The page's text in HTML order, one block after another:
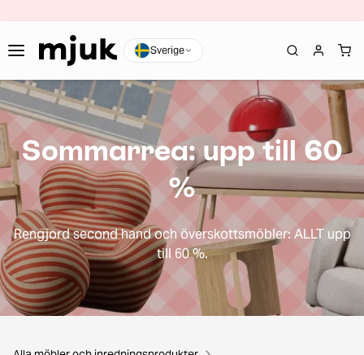
Sverige
Sommarrea: upp till 60
%
Rengjord second hand och överskottsmöbler: ALLT upp
till 60 %.